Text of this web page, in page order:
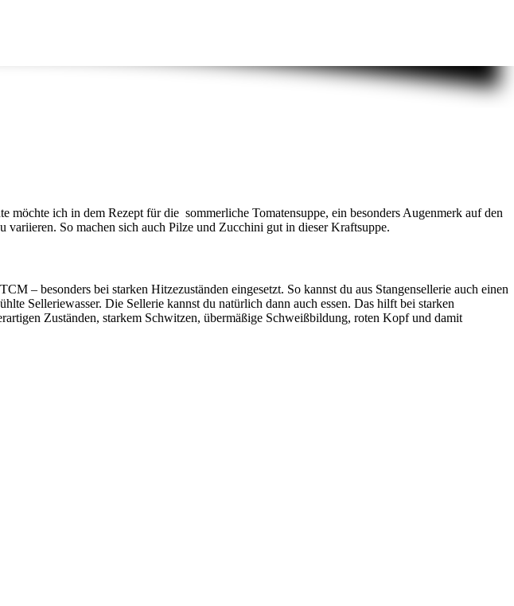
ich in dem Rezept für die sommerliche Tomatensuppe, ein besonders Augenmerk auf den
variieren. So machen sich auch Pilze und Zucchini gut in dieser Kraftsuppe.
– besonders bei starken Hitzezuständen eingesetzt. So kannst du aus Stangensellerie auch einen
Selleriewasser. Die Sellerie kannst du natürlich dann auch essen. Das hilft bei starken
Zuständen, starkem Schwitzen, übermäßige Schweißbildung, roten Kopf und damit